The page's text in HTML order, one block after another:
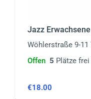
Jazz Erwachsene
Wöhlerstraße 9-11
Offen 5 Plätze frei
€18.00